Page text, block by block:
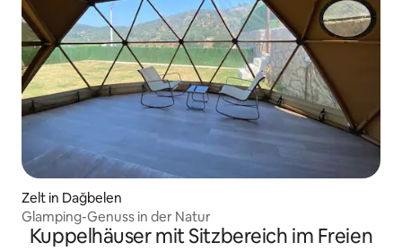
Zelt in Dağbelen
Glamping-Genuss in der Natur
Kuppelhäuser mit Sitzbereich im Freien